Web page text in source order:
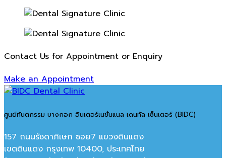
Contact Us for Appointment or Enquiry
Make an Appointment
ศูนย์ทันตกรรม บางกอก อินเตอร์เนชั่นแนล เดนทัล เซ็นเตอร์ (BIDC)
157 ถนนรัชดาภิเษก ซอย7 แขวงดินแดง
เขตดินแดง กรุงเทพ 10400, ประเทศไทย